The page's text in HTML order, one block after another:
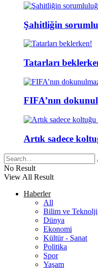
Şahitliğin
Tatarları
FIFA’nın
Artık sadece
No Result
View All Result
Haberler
All
Bilim ve Teknolji
Dünya
Ekonomi
Kültür - Sanat
Politika
Spor
Yaşam